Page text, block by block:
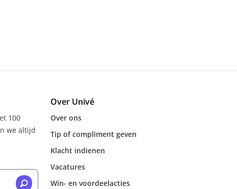
100
we altijd
Over Univé
Over ons
Tip of compliment geven
Klacht indienen
Vacatures
Win- en voordeelacties